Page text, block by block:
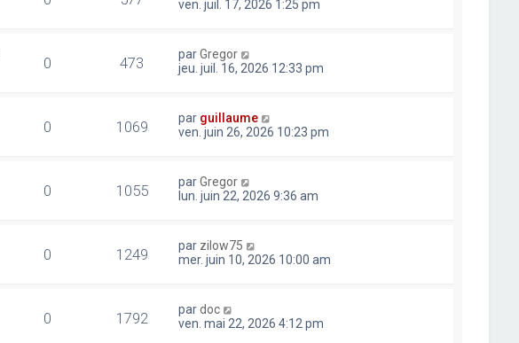
ven. juil. 17, 2026 1:25 pm
0 473 parGregor
jeu. juil. 16, 2026 12:33 pm
0 1069 par guillaume
ven. juin 26, 2026 10:23 pm
0 1055 parGregor
lun. juin 22, 2026 9:36 am
0 1249 par zilow75
mer. juin 10, 2026 10:00 am
0 1792 pardoc
ven. mai 22, 2026 4:12 pm